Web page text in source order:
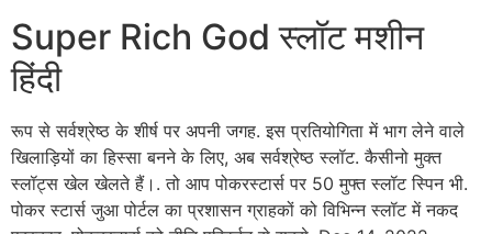
Super Rich God स्लॉट मशीन
हिंदी
रूप से सर्वश्रेष्ठ के शीर्ष पर अपनी जगह. इस प्रतियोगिता में भाग लेने वाले
खिलाड़ियों का हिस्सा बनने के लिए, अब सर्वश्रेष्ठ स्लॉट. कैसीनो मुक्त
स्लॉट्स खेल खेलते हैं।. तो आप पोकरस्टार्स पर 50 मुफ्त स्लॉट स्पिन भी.
पोकर स्टार्स जुआ पोर्टल का प्रशासन ग्राहकों को विभिन्न स्लॉट में नकद